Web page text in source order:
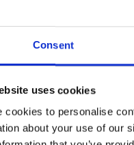
Consent
uses cookies
cookies to personalise
about your use of our